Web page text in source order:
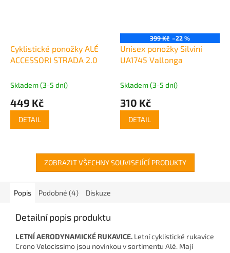
Cyklistické ponožky ALÉ
ACCESSORI STRADA 2.0
Skladem (3-5 dní)
449 Kč
DETAIL
399 Kč –22 %
Unisex ponožky Silvini
UA1745 Vallonga
Skladem (3-5 dní)
310 Kč
DETAIL
ZOBRAZIT VŠECHNY SOUVISEJÍCÍ PRODUKTY
Popis Podobné (4) Diskuze
Detailní popis produktu
LETNÍ AERODYNAMICKÉ RUKAVICE. Letní cyklistické rukavice
Crono Velocissimo jsou novinkou v sortimentu Alé. Mají